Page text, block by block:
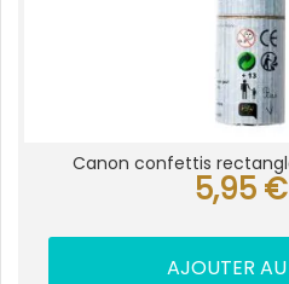
Canon confettis
5,95 €
AJOUTER